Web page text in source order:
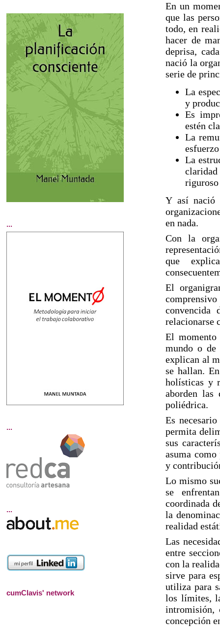
En un
que las
todo, en
hacer de
deprisa,
nació la
serie de
La
y
Es
estén
La
La
Y así nació
en nada.
Con la
que
El
relacionarse
El momento
mundo o de
explican al
se hallan.
holísticas y
aborden las
poliédrica.
Es
permita
sus
asuma
y
Lo mismo
se
coordinada
la
realidad
Las
entre
con la
sirve para
utiliza para
los límites,
intromisión,
concepción
...
...
...
cumClavis' network